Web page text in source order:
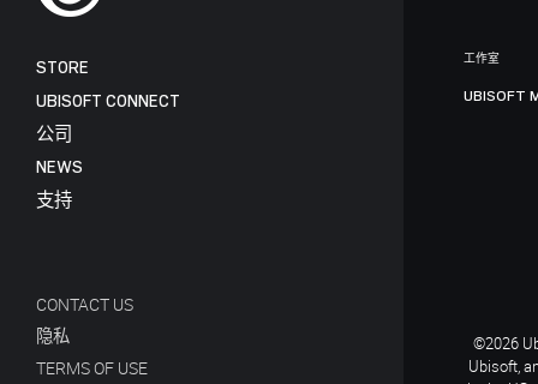
STORE
UBISOFT CONNECT
公司
NEWS
支持
CONTACT US
隐私
TERMS OF USE
工作室
UBISOFT
©2026
Ubisoft,